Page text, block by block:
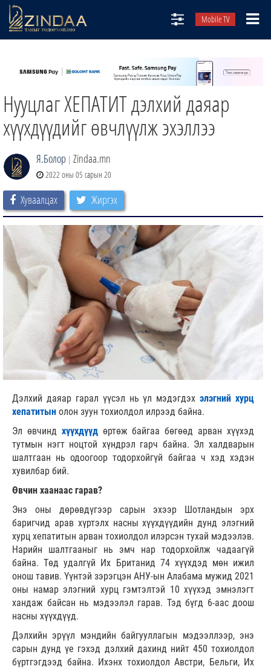
Mobile TV
ТВ8
ӨГЛӨӨНИЙ СОНИН
АУДИО ЗОХИОЛ
ЗИНДАА СЭТГҮҮЛ
Нууцлаг ХЕПАТИТ дэлхий даяар
хүүхдүүдийг өвчлүүлж эхэллээ
Я.Болор | Zindaa.mn
2022 оны 05 сарын 20
Хуваалцах Жиргэх
Дэлхий даяар гарал үүсэл нь үл мэдэгдэхэлэгний хурц
хепатитын олон зуун тохиолдол илрээд байна.
Эл өвчинд хүүхдүүдөртөж байгаа бөгөөд арван хүүхэд
тутмын нэгт ноцтой хүндрэл гарч байна. Эл халдварын
шалтгаан нь одоогоор тодорхойгүй байгаа ч хэд хэдэн
хувилбар бий.
Өвчин хаанаас гарав?
Энэ оны дөрөвдүгээр сарын эхээр Шотландын эрх
баригчид арав хүртэлх насны хүүхдүүдийн дунд элэгний
хурц хепатитын арван тохиолдол илэрсэн тухай мэдээлэв.
Нарийн шалтгааныг нь эмч нар тодорхойлж чадаагүй
байна. Төд удалгүй Их Британид 74 хүүхдэд мөн ижил
онош тавив. Үүнтэй зэрэгцэн АНУ-ын Алабама мужид 2021
оны намар элэгний хурц гэмтэлтэй 10 хүүхэд эмнэлэгт
хандаж байсан нь мэдээлэл гарав. Тэд бүгд 6-аас доош
насны хүүхдүүд.
Дэлхийн эрүүл мэндийн байгууллагын мэдээллээр, энэ
сарын дунд үе гэхэд дэлхий дахинд нийт 450 тохиолдол
бүртгэгдээд байна. Ихэнх тохиолдол Австри, Бельги, Их